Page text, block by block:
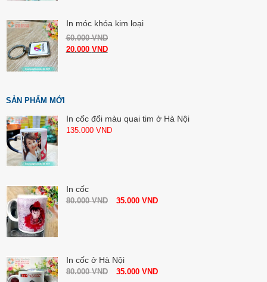
In móc khóa kim loại
60.000VND
20.000 VND
SẢN PHẨM MỚI
In cốc đổi màu quai tim ở Hà Nội
135.000 VND
In cốc
80.000VND 35.000 VND
In cốc ở Hà Nội
80.000VND 35.000 VND